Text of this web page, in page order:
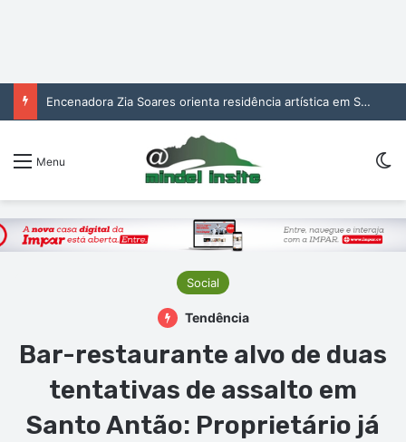
Encenadora Zia Soares orienta residência artística em São Vicente
Menu
Social
Tendência
Bar-restaurante alvo de duas
tentativas de assalto em
Santo Antão: Proprietário já